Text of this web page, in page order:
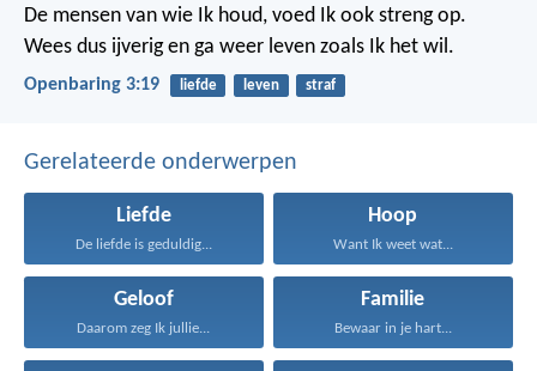
De mensen van wie Ik houd, voed Ik ook streng op.
Wees dus ijverig en ga weer leven zoals Ik het wil.
Openbaring 3:19 liefde leven straf
Gerelateerde onderwerpen
Liefde
De liefde is geduldig...
Hoop
Want Ik weet wat...
Geloof
Daarom zeg Ik jullie...
Familie
Bewaar in je hart...